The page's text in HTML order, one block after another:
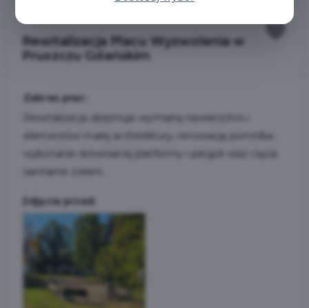
Rewitalizacja Placu Wyzwolenia w
Pruszczu Gdańskim
Zakres prac:
Rewitalizacja obejmuje wymianę nawierzchni i
elementów małej architektury, renowację pomnika,
wykonanie drewnianej platformy i pergoli oraz cięcia
sanitarne zieleni.
Zdjęcia przed: